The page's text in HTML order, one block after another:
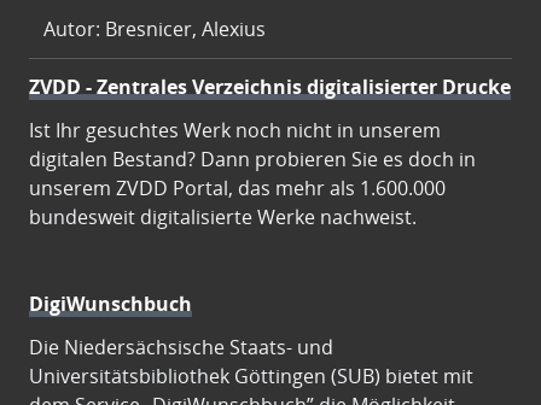
Autor: Bresnicer, Alexius
ZVDD - Zentrales Verzeichnis digitalisierter Drucke
Ist Ihr gesuchtes Werk noch nicht in unserem
digitalen Bestand? Dann probieren Sie es doch in
unserem ZVDD Portal, das mehr als 1.600.000
bundesweit digitalisierte Werke nachweist.
DigiWunschbuch
Die Niedersächsische Staats- und
Universitätsbibliothek Göttingen (SUB) bietet mit